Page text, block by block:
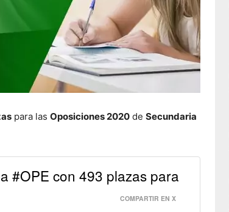
para las Oposiciones 2020 de Secundaria
#OPE con 493 plazas para
COMPARTIR EN X